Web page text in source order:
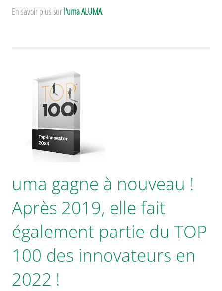
En savoir plus surl'uma ALUMA.
uma gagne à nouveau !
Après 2019, elle fait
également partie du TOP
100 des innovateurs en
2022 !